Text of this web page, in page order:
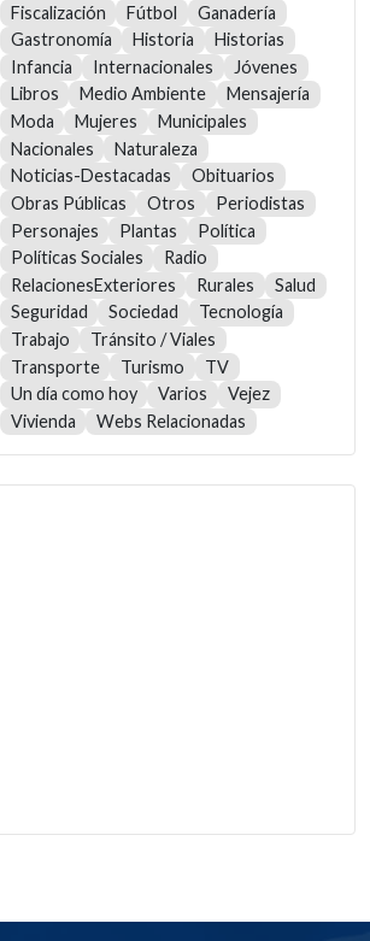
Fiscalización
Fútbol
Ganadería
Gastronomía
Historia
Historias
Infancia
Internacionales
Jóvenes
Libros
Medio Ambiente
Mensajería
Moda
Mujeres
Municipales
Nacionales
Naturaleza
Noticias-Destacadas
Obituarios
Obras Públicas
Otros
Periodistas
Personajes
Plantas
Política
Políticas Sociales
Radio
RelacionesExteriores
Rurales
Salud
Seguridad
Sociedad
Tecnología
Trabajo
Tránsito / Viales
Transporte
Turismo
TV
Un día como hoy
Varios
Vejez
Vivienda
Webs Relacionadas